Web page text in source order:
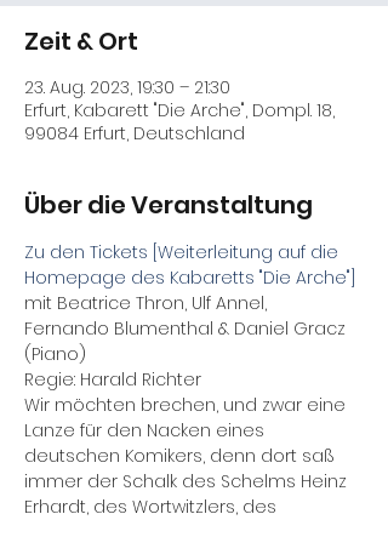
Zeit & Ort
23. Aug. 2023, 19:30 – 21:30
Erfurt, Kabarett "Die Arche", Dompl. 18,
99084 Erfurt, Deutschland
Über die Veranstaltung
Zu den Tickets [Weiterleitung auf die
Homepage des Kabaretts "Die Arche"]
mit Beatrice Thron, Ulf Annel,
Fernando Blumenthal & Daniel Gracz
(Piano)
Regie: Harald Richter
Wir möchten brechen, und zwar eine
Lanze für den Nacken eines
deutschen Komikers, denn dort saß
immer der Schalk des Schelms Heinz
Erhardt, des Wortwitzlers, des